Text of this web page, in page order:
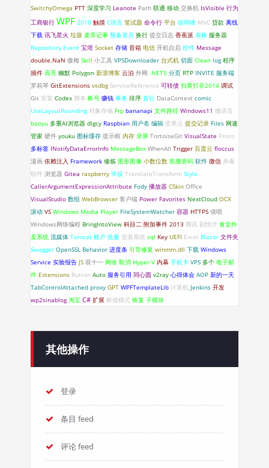
SwitchyOmega PTT 深度学习 Leanote Path 联通 移动 交换机 IsVisible 行为
工商银行 WPF 2010 触摸 C语言 笔试题 命令行 平台 徐明锋 MVC 贷款 离线
下载 讯飞星火 垃圾 麦库记事 预备党员 换行 提交日志 香蕉派 表格 服务器
Repository Event 宝塔 Socket 存储 音箱 电信 开机自启 控件 Message
double.NaN 傲梅 Skill 小工具 VPSDownloader 台式机 切面 Clean log 程序
插件 高亮 幽默 Polygon 新浪博客 云泊 外网 .NET5 分页 RTP INVITE 服务端
罗莉琴 GitExtensions vsdbg ServiceReference 可转债 扫黄打非2014 调试
Git 安装 Codex 脚本 帐号 赚钱 事务 排序 首行 DataContext comic
UseLayoutRounding 对象存储 Frp bananapi 文件路径 Windows11 微语言
baoyu 多重AI浏览器 dlgcy Raspbian 用户名 编辑 坚果云 提交记录 Files 网速
管家 硬件 youku 图标缓存 提示框 内存 录屏 TortoiseGit VisualState Prism
多标签 INotifyDataErrorlnfo MessageBox WhenAll Trigger 百度云 floccus
漫画 依赖注入 Framework 修炼 图形图像 小数位数 凯撒密码 软件 微信 杀毒
软件 浏览器 Gitea raspberry 毕设 TranslateTransform Style
CallerArgumentExpressionAttribute Fody 播放器 CSkin Office
VisualStudio 数组 WebBrowser 客户端 Power Favorites NextCloud OCX
滚动 VS Windows Media Player FileSystemWatcher 容器 HTTPS 借呗
Windows网络编程 BringIntoView 科目二 附加事件 2013 腾讯 剧情片 食堂外
卖系统 流媒体 Tomcat 账户 批量 安装系统 sql Key UEFI Excel Blazor 文件夹
Swagger OpenSSL Behavior 进度条 引导修复 winmm.dll 下载 Windows
Service 实验报告 JS 双十一 网络 取消 Hyper-V 内幕 手机卡 VPS 多个 电子邮
件 Extensions Button Auto 服务引用 同心圆 v2ray 心得体会 AOP 新的一天
TabControlAttached proxy GPT WPFTemplateLib 计算机 Jenkins 开发
wp2sinablog 淘宝 C# 扩展 桥接模式 恢复 子模块
其他操作
登录
条目 feed
评论 feed